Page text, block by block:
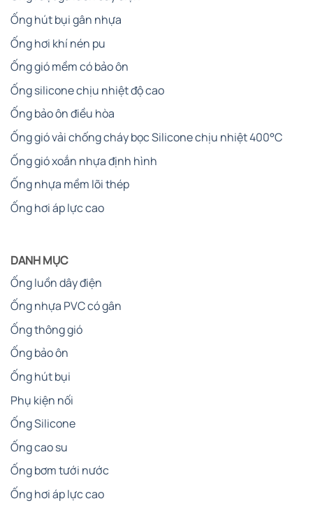
Ống hút bụi gân nhựa
Ống hơi khí nén pu
Ống gió mềm có bảo ôn
Ống silicone chịu nhiệt độ cao
Ống bảo ôn điều hòa
Ống gió vải chống cháy bọc Silicone chịu nhiệt 400°C
Ống gió xoắn nhựa định hình
Ống nhựa mềm lõi thép
Ống hơi áp lực cao
DANH MỤC
Ống luồn dây điện
Ống nhựa PVC có gân
Ống thông gió
Ống bảo ôn
Ống hút bụi
Phụ kiện nối
Ống Silicone
Ống cao su
Ống bơm tưới nước
Ống hơi áp lực cao